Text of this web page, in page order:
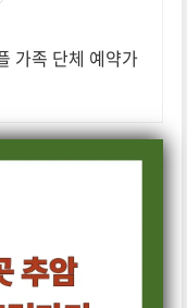
가족 단체 예약가